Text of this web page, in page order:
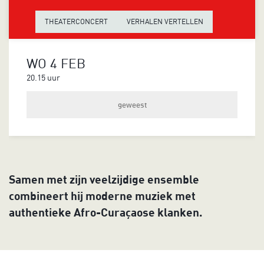
THEATERCONCERT VERHALEN VERTELLEN
WO 4 FEB
20.15 uur
geweest
Samen met zijn veelzijdige ensemble
combineert hij moderne muziek met
authentieke Afro-Curaçaose klanken.